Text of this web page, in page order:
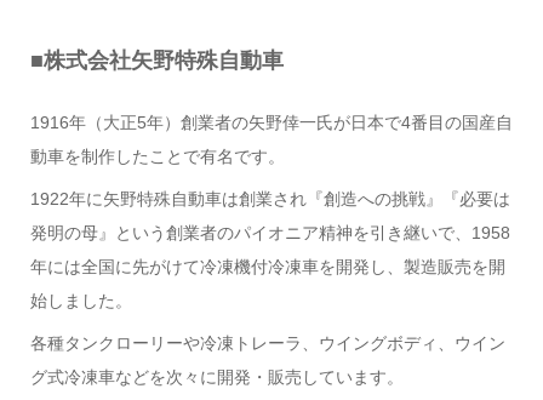
■株式会社矢野特殊自動車
1916年（大正5年）創業者の矢野倖一氏が日本で4番目の国産自
動車を制作したことで有名です。
1922年に矢野特殊自動車は創業され『創造への挑戦』『必要は
発明の母』という創業者のパイオニア精神を引き継いで、1958
年には全国に先がけて冷凍機付冷凍車を開発し、製造販売を開
始しました。
各種タンクローリーや冷凍トレーラ、ウイングボディ、ウイン
グ式冷凍車などを次々に開発・販売しています。